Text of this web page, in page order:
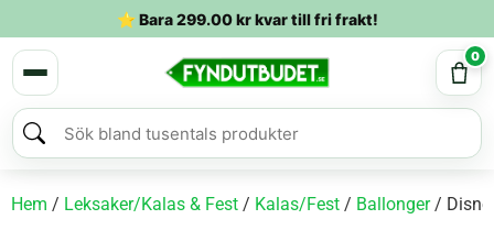
⭐ Bara299.00krkvar till fri frakt!
0
Hem / Leksaker/Kalas & Fest / Kalas/Fest / Ballonger/